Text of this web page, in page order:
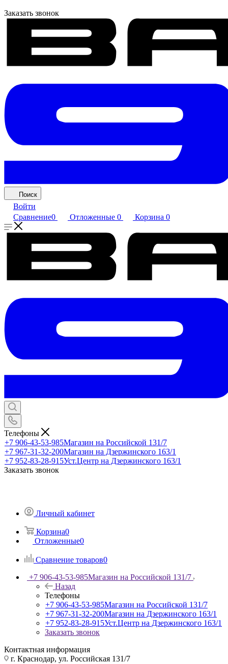
Заказать звонок
Поиск
Войти
Сравнение0 Отложенные 0 Корзина 0
Телефоны
+7 906-43-53-985Магазин на Российской 131/7
+7 967-31-32-200Магазин на Дзержинского 163/1
+7 952-83-28-915Уст.Центр на Дзержинского 163/1
Заказать звонок
Личный кабинет
Корзина0
Отложенные0
Сравнение товаров0
+7 906-43-53-985Магазин на Российской 131/7
Назад
Телефоны
+7 906-43-53-985Магазин на Российской 131/7
+7 967-31-32-200Магазин на Дзержинского 163/1
+7 952-83-28-915Уст.Центр на Дзержинского 163/1
Заказать звонок
Контактная информация
г. Краснодар, ул. Российская 131/7